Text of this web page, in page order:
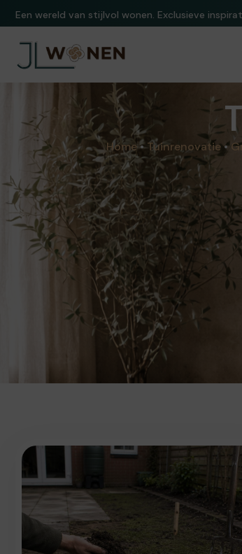
Een wereld van stijlvol wonen. Exclusieve
Home•Tuinrenovatie•